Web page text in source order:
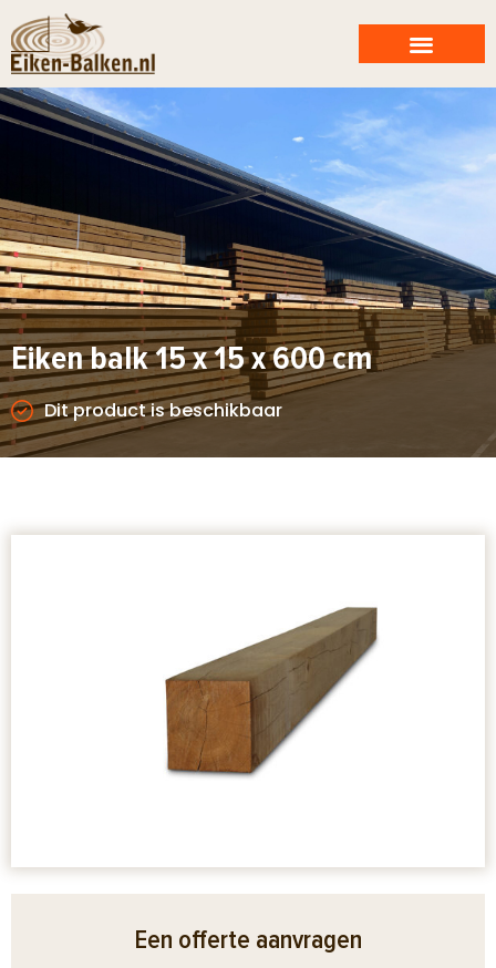
Eiken balk 15 x 15 x 600 cm
Dit product is beschikbaar
Een offerte aanvragen